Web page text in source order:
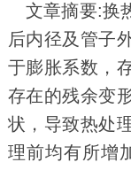
文章摘要:换
后内径及管子
于膨胀系数，
存在的残余变
状，导致热处
理前均有所增